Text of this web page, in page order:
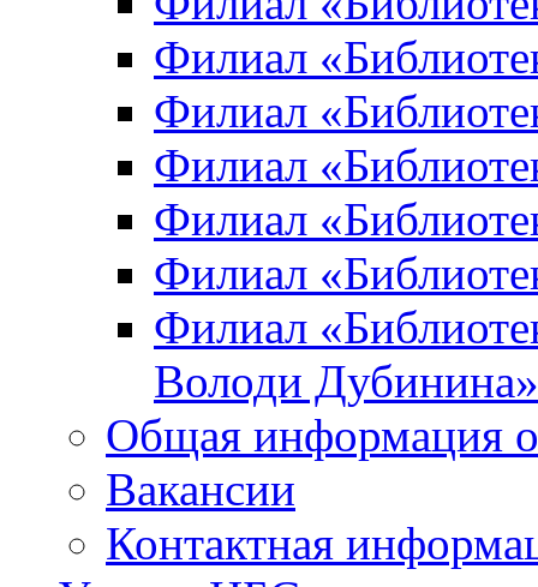
Филиал
Филиал
Филиал
Филиал
Филиал
Филиал
Володи Дубинина»
Общая информация
Вакансии
Контактная